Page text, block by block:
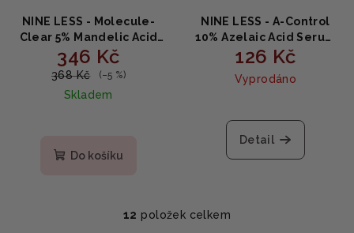
NINE LESS - Molecule-
Clear 5% Mandelic Acid
Serum - Rozjasňující
sérum s kyselinou
mandlovou 5% 30ml
346 Kč
368 Kč (–5 %)
Skladem
Do košíku
NINE LESS - A-Control
10% Azelaic Acid Serum
Mini - Mini sérum s
niacinamidem 12ml
126 Kč
Vyprodáno
Detail
O
12 položek celkem